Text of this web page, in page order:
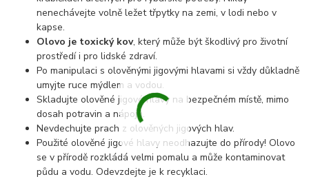
nenechávejte volně ležet třpytky na zemi, v lodi nebo v
kapse.
Olovo je toxický kov, který může být škodlivý pro životní
prostředí i pro lidské zdraví.
Po manipulaci s olověnými jigovými hlavami si vždy důkladně
umyjte ruce mýdlem a vodou.
Skladujte olověné jigové hlavy na bezpečném místě, mimo
dosah potravin a nápojů.
Nevdechujte prach z olověných jigových hlav.
Použité olověné jigové hlavy neodhazujte do přírody! Olovo
se v přírodě rozkládá velmi pomalu a může kontaminovat
půdu a vodu. Odevzdejte je k recyklaci.